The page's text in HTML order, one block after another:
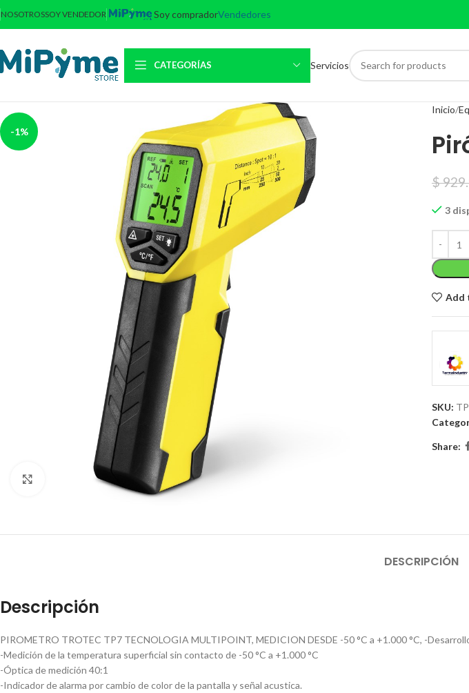
NOSOTROSSOY VENDEDOR Soy compradorVendedores
CATEGORÍAS Servicios
-1%
Click to enlarge
Inicio
$
3
Add
SKU:
Share:
DESCRIPCIÓN
Descripción
PIROMETRO TROTEC TP7 TECNOLOGIA MULTIPOINT, MEDICION DESDE -50 °C a +1.000 °C, -
-Medición de la temperatura superficial sin contacto de -50 °C a +1.000 °C
-Óptica de medición 40:1
-Indicador de alarma por cambio de color de la pantalla y señal acustica.